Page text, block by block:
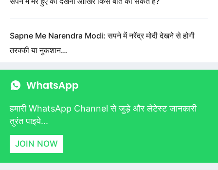
Sapne Me Narendra Modi: सपने में नरेंद्र मोदी देखने से होगी
तरक्की या नुकशान…
हमारी WhatsApp Channel से जुड़े और लेटेस्ट जानकारी
तुरंत पाइये...
JOIN NOW